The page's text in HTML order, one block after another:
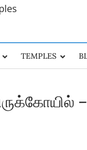
TEMPLES
–